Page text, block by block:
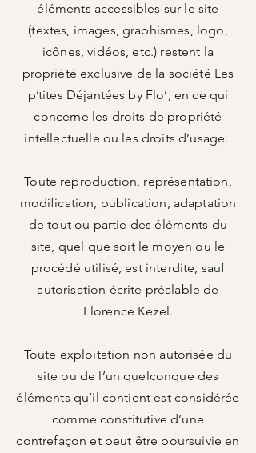
éléments accessibles sur le site
(textes, images, graphismes, logo,
icônes, vidéos, etc.) restent la
propriété exclusive de la société Les
p’tites Déjantées by Flo’, en ce qui
concerne les droits de propriété
intellectuelle ou les droits d’usage.
Toute reproduction, représentation,
modification, publication, adaptation
de tout ou partie des éléments du
site, quel que soit le moyen ou le
procédé utilisé, est interdite, sauf
autorisation écrite préalable de
Florence Kezel.
Toute exploitation non autorisée du
site ou de l’un quelconque des
éléments qu’il contient est considérée
comme constitutive d’une
contrefaçon et peut être poursuivie en